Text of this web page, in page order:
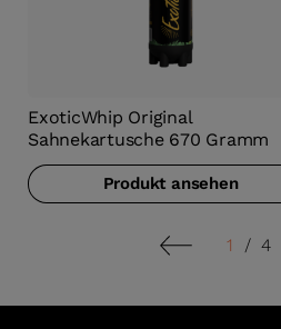
ExoticWhip Original
Sahnekartusche 670 Gramm
Produkt ansehen
1 / 4